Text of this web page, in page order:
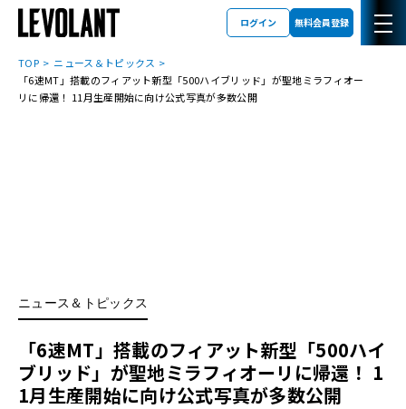
ログイン 無料会員登録
TOP
ニュース＆トピックス
「6速MT」搭載のフィアット新型「500ハイブリッド」が聖地ミラフィオー
リに帰還！ 11月生産開始に向け公式写真が多数公開
ニュース＆トピックス
「6速MT」搭載のフィアット新型「500ハイ
ブリッド」が聖地ミラフィオーリに帰還！ 1
1月生産開始に向け公式写真が多数公開